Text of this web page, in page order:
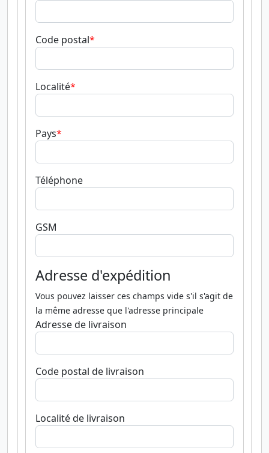
Code postal
Localité
Pays
Téléphone
GSM
Adresse d'expédition
Vous pouvez laisser ces champs vide s'il s'agit de
la même adresse que l'adresse principale
Adresse de livraison
Code postal de livraison
Localité de livraison